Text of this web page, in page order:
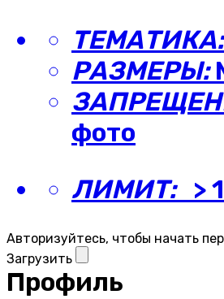
ТЕМАТИКА:
РАЗМЕРЫ:
фото
ЛИМИТ:>
Авторизуйтесь, чтобы начать
Загрузить
Профиль